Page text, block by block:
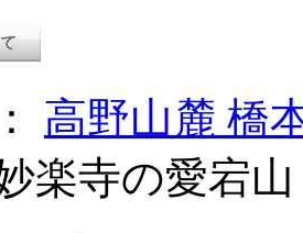
高野山麓 橋
楽寺の愛宕山